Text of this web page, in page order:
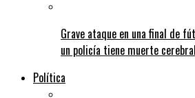
Grave ataque en una final de
un policía tiene muerte cerebral
Política